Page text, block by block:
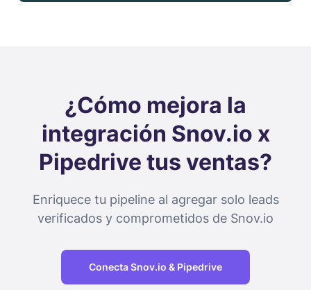
¿Cómo mejora la
integración Snov.io x
Pipedrive tus ventas?
Enriquece tu pipeline al agregar solo leads
verificados y comprometidos de Snov.io
Conecta Snov.io & Pipedrive